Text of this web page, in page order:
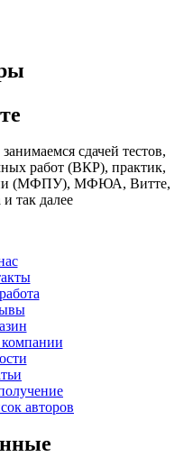
сдачей тестов,
работ (ВКР), практик,
(МФПУ), МФЮА, Витте,
так далее
авторов